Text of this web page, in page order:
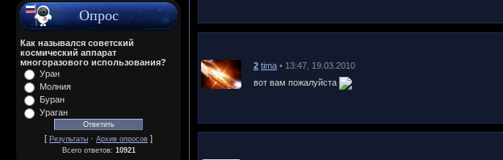
Опрос
Как назывался советский
космический аппарат
многоразового использования?
Уран
Молния
Буран
Ураган
[ Результаты · Архив опросов ]
Всего ответов: 10921
2 tima • 13:47, 19.03.2010
вот вам пожалуйста